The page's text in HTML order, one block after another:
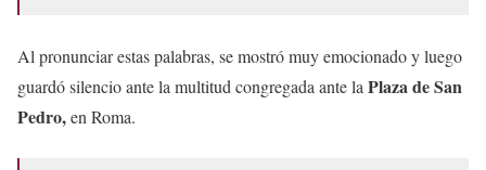
Al pronunciar estas palabras, se mostró muy emocionado y luego
guardó silencio ante la multitud congregada ante la Plaza de San
Pedro,en Roma.